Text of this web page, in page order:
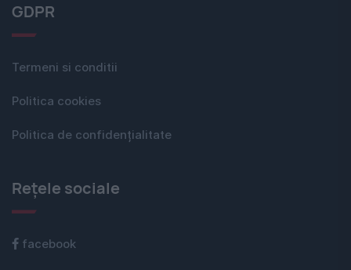
GDPR
Termeni si conditii
Politica cookies
Politica de confidențialitate
Rețele sociale
facebook